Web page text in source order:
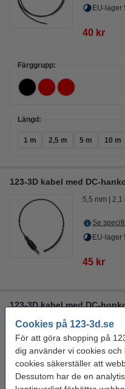
Cookies på 123-3d.se
För att göra shopping på
dig använder vi cookies
cookies säkerställer att
Dessutom har de en
EU-lager
40 kr
Färggrupp:
Längd:
1 m 2,5 m 5 m 10 m
123-3D kabel med DC-
5,5 mm 2,1
Se
EU-lager
45 kr
123-3D kabel med DC-
2,1 mm 5,5
Se
i lager
Beställ